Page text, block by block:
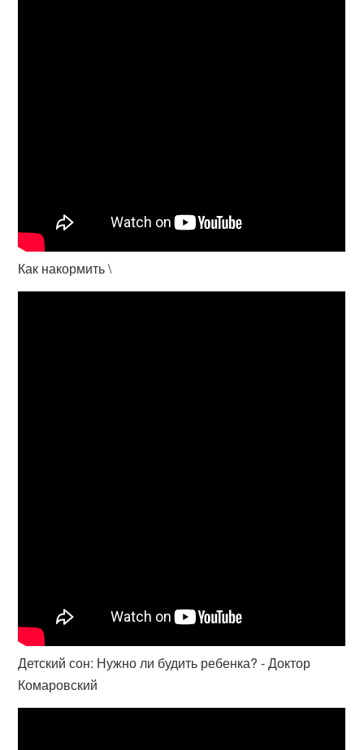
Как накормить \
Детский сон: Нужно ли будить ребенка? - Доктор
Комаровский